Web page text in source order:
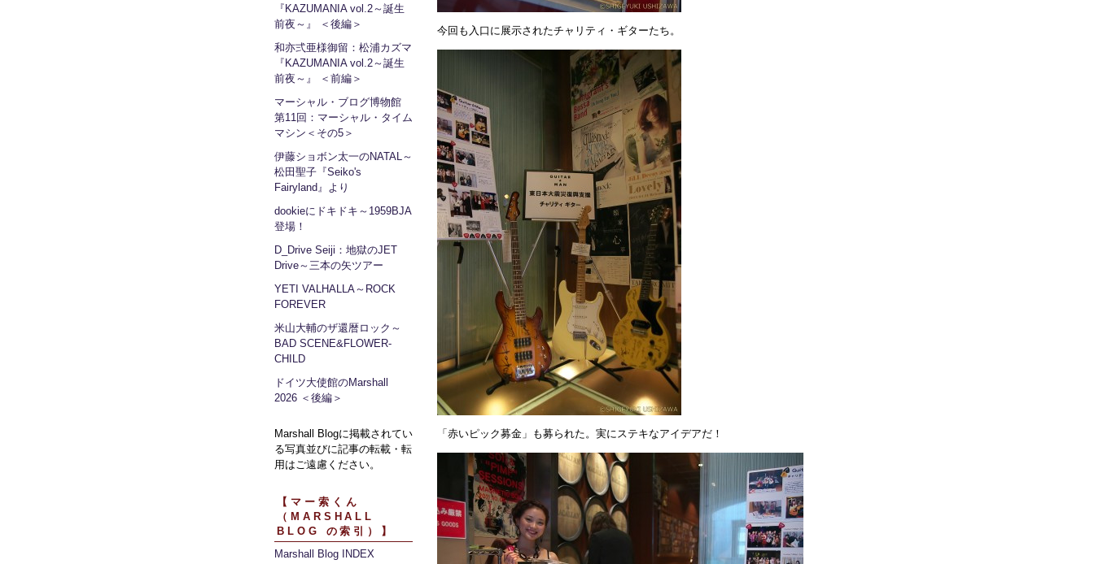
『KAZUMANIA vol.2～誕生
前夜～』 ＜後編＞
和亦弍亜様御留：松浦カズマ
『KAZUMANIA vol.2～誕生
前夜～』 ＜前編＞
マーシャル・ブログ博物館
第11回：マーシャル・タイム
マシン＜その5＞
伊藤ショボン太一のNATAL～
松田聖子『Seiko's
Fairyland』より
dookieにドキドキ～1959BJA
登場！
D_Drive Seiji：地獄のJET
Drive～三本の矢ツアー
YETI VALHALLA～ROCK
FOREVER
米山大輔のザ還暦ロック～
BAD SCENE&FLOWER-
CHILD
ドイツ大使館のMarshall
2026 ＜後編＞
Marshall Blogに掲載されてい
る写真並びに記事の転載・転
用はご遠慮ください。
【マー索くん
（MARSHALL
BLOG の索引）】
Marshall Blog INDEX
今回も入口に展示されたチャリティ・ギターたち。
「赤いピック募金」も募られた。実にステキなアイデアだ！